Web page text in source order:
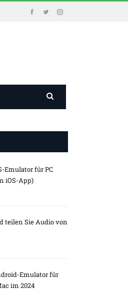
Emulator für PC
iOS-App)
teilen Sie Audio von
Emulator für
im 2024